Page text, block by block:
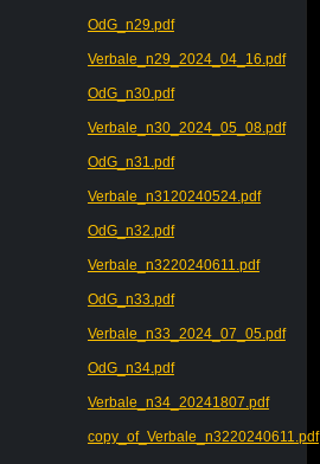
OdG_n29.pdf
Verbale_n29_2024_04_16.pdf
OdG_n30.pdf
Verbale_n30_2024_05_08.pdf
OdG_n31.pdf
Verbale_n3120240524.pdf
OdG_n32.pdf
Verbale_n3220240611.pdf
OdG_n33.pdf
Verbale_n33_2024_07_05.pdf
OdG_n34.pdf
Verbale_n34_20241807.pdf
copy_of_Verbale_n3220240611.pdf